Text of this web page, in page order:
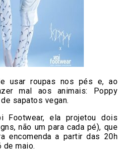
usar roupas nos pés e, ao
mal aos animais: Poppy
sapatos vegan.
Footwear, ela projetou dois
não um para cada pé), que
encomenda a partir das 20h
de maio.